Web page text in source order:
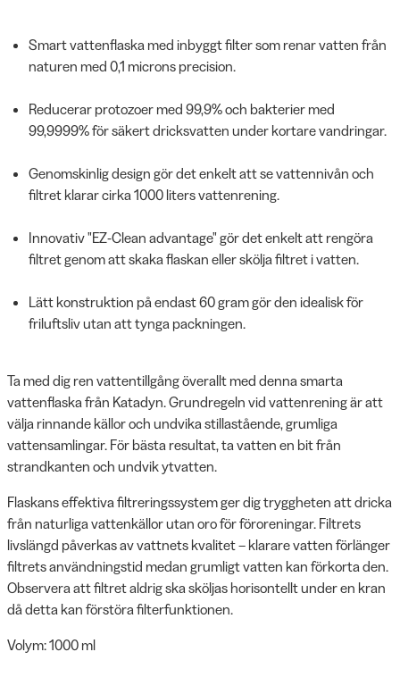
Smart vattenflaska med inbyggt filter som renar vatten från
naturen med 0,1 microns precision.
Reducerar protozoer med 99,9% och bakterier med
99,9999% för säkert dricksvatten under kortare vandringar.
Genomskinlig design gör det enkelt att se vattennivån och
filtret klarar cirka 1000 liters vattenrening.
Innovativ "EZ-Clean advantage" gör det enkelt att rengöra
filtret genom att skaka flaskan eller skölja filtret i vatten.
Lätt konstruktion på endast 60 gram gör den idealisk för
friluftsliv utan att tynga packningen.
Ta med dig ren vattentillgång överallt med denna smarta
vattenflaska från Katadyn. Grundregeln vid vattenrening är att
välja rinnande källor och undvika stillastående, grumliga
vattensamlingar. För bästa resultat, ta vatten en bit från
strandkanten och undvik ytvatten.
Flaskans effektiva filtreringssystem ger dig tryggheten att dricka
från naturliga vattenkällor utan oro för föroreningar. Filtrets
livslängd påverkas av vattnets kvalitet – klarare vatten förlänger
filtrets användningstid medan grumligt vatten kan förkorta den.
Observera att filtret aldrig ska sköljas horisontellt under en kran
då detta kan förstöra filterfunktionen.
Volym: 1000 ml